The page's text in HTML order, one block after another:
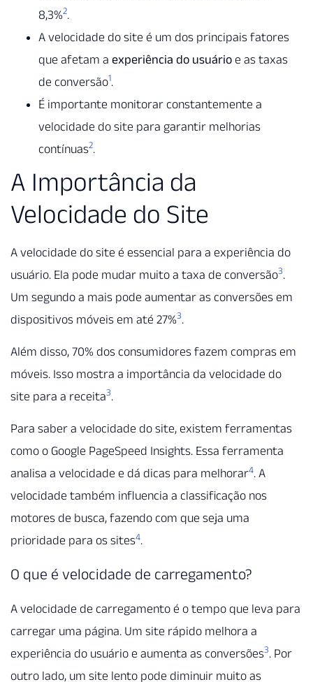
8,3%2.
A velocidade do site é um dos principais fatores
que afetam a experiência do usuário e as taxas
de conversão1.
É importante monitorar constantemente a
velocidade do site para garantir melhorias
contínuas2.
A Importância da
Velocidade do Site
A velocidade do site é essencial para a experiência do
usuário. Ela pode mudar muito a taxa de conversão3.
Um segundo a mais pode aumentar as conversões em
dispositivos móveis em até 27%3.
Além disso, 70% dos consumidores fazem compras em
móveis. Isso mostra a importância da velocidade do
site para a receita3.
Para saber a velocidade do site, existem ferramentas
como o Google PageSpeed Insights. Essa ferramenta
analisa a velocidade e dá dicas para melhorar4. A
velocidade também influencia a classificação nos
motores de busca, fazendo com que seja uma
prioridade para os sites4.
O que é velocidade de carregamento?
A velocidade de carregamento é o tempo que leva para
carregar uma página. Um site rápido melhora a
experiência do usuário e aumenta as conversões3. Por
outro lado, um site lento pode diminuir muito as